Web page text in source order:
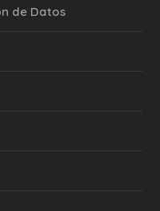
de Datos